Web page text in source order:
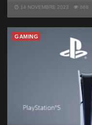
14 NOVEMBRE 2023 668
GAMING